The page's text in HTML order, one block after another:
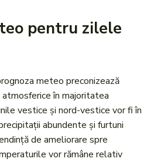
pentru zilele
meteo preconizează
în majoritatea
vestice și nord-vestice vor fi în
abundente și furtuni
de ameliorare spre
vor rămâne relativ